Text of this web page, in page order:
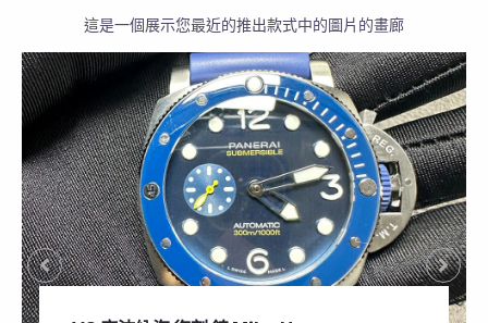
這是一個展示您最近的推出款式中的圖片的畫廊